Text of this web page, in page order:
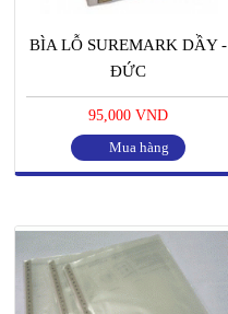
BÌA LỖ SUREMARK DẦY -
ĐỨC
95,000 VND
Mua hàng